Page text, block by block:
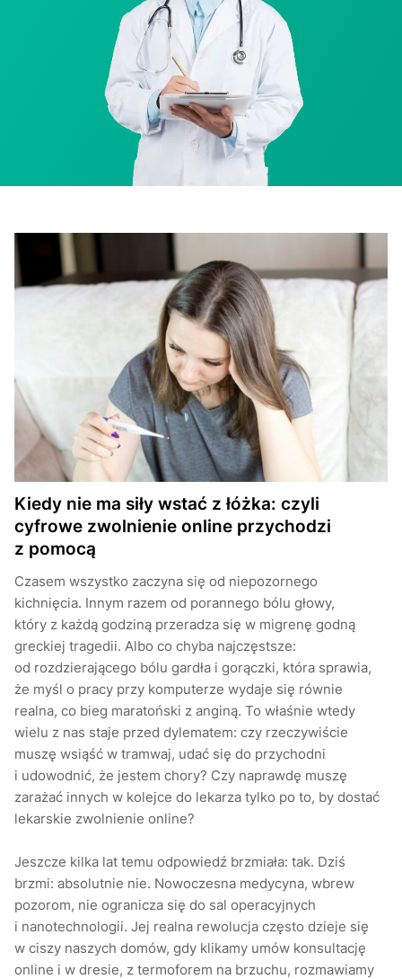
Kiedy nie ma siły wstać z łóżka: czyli
cyfrowe zwolnienie online przychodzi
z pomocą
Czasem wszystko zaczyna się od niepozornego
kichnięcia. Innym razem od porannego bólu głowy,
który z każdą godziną przeradza się w migrenę godną
greckiej tragedii. Albo co chyba najczęstsze:
od rozdzierającego bólu gardła i gorączki, która sprawia,
że myśl o pracy przy komputerze wydaje się równie
realna, co bieg maratoński z anginą. To właśnie wtedy
wielu z nas staje przed dylematem: czy rzeczywiście
muszę wsiąść w tramwaj, udać się do przychodni
i udowodnić, że jestem chory? Czy naprawdę muszę
zarażać innych w kolejce do lekarza tylko po to, by dostać
lekarskie zwolnienie online?
Jeszcze kilka lat temu odpowiedź brzmiała: tak. Dziś
brzmi: absolutnie nie. Nowoczesna medycyna, wbrew
pozorom, nie ogranicza się do sal operacyjnych
i nanotechnologii. Jej realna rewolucja często dzieje się
w ciszy naszych domów, gdy klikamy umów konsultację
online i w dresie, z termoforem na brzuchu, rozmawiamy